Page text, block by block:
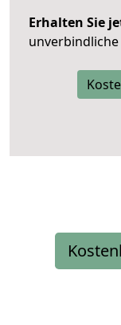
Erhalten Sie